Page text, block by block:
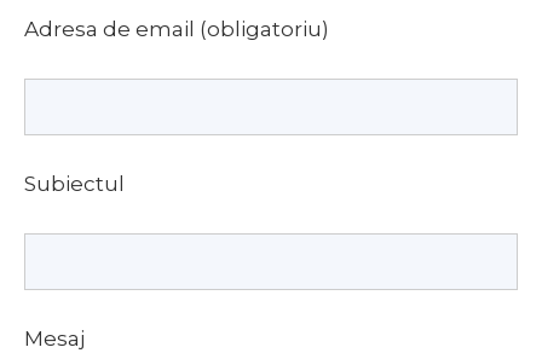
Adresa de email (obligatoriu)
Subiectul
Mesaj